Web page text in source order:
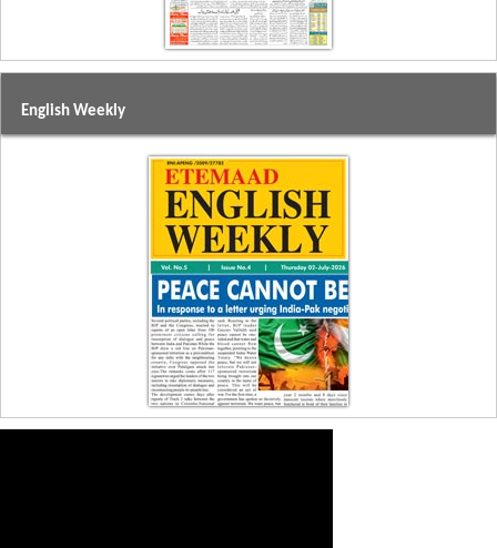
English Weekly